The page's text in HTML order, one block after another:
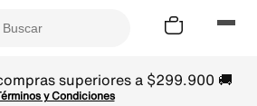
superiores a $299.900 🚚
y Condiciones